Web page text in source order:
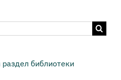
библиотеки